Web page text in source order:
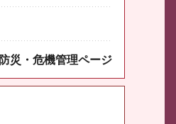
防災・危機管理ページ